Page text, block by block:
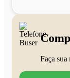
Faça